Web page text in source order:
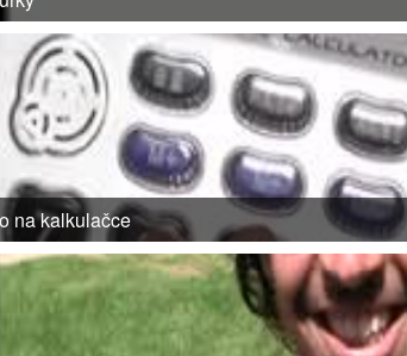
na kalkulačce